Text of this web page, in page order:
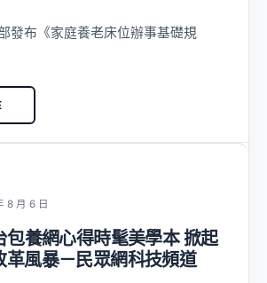
發布《家庭養老床位辦事基礎規
8 月 6 日
包養網心得時髦美學本 掀起
革風暴－民眾網科技頻道